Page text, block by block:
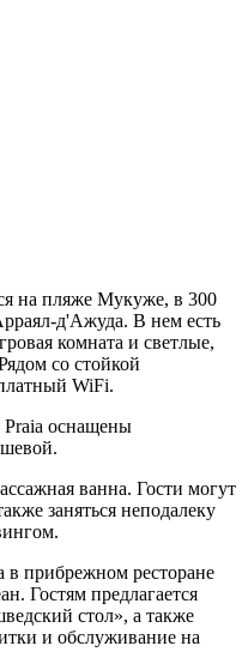
на пляже Мукуже, в 300
д'Ажуда. В нем есть
комната и светлые,
со стойкой
WiFi.
Praia оснащены
ванна. Гости могут
заняться неподалеку
в прибрежном ресторане
Гостям предлагается
стол», а также
и обслуживание на